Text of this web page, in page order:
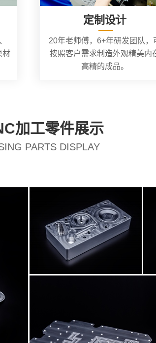
材
定制设计
20年老师傅，6+年研发团队，
按照客户需求制造外观精美内
高精的成品。
加工零件展示
PARTS DISPLAY